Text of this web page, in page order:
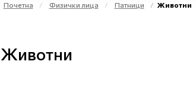
Почетна Физички лица Патници Животни
Животни